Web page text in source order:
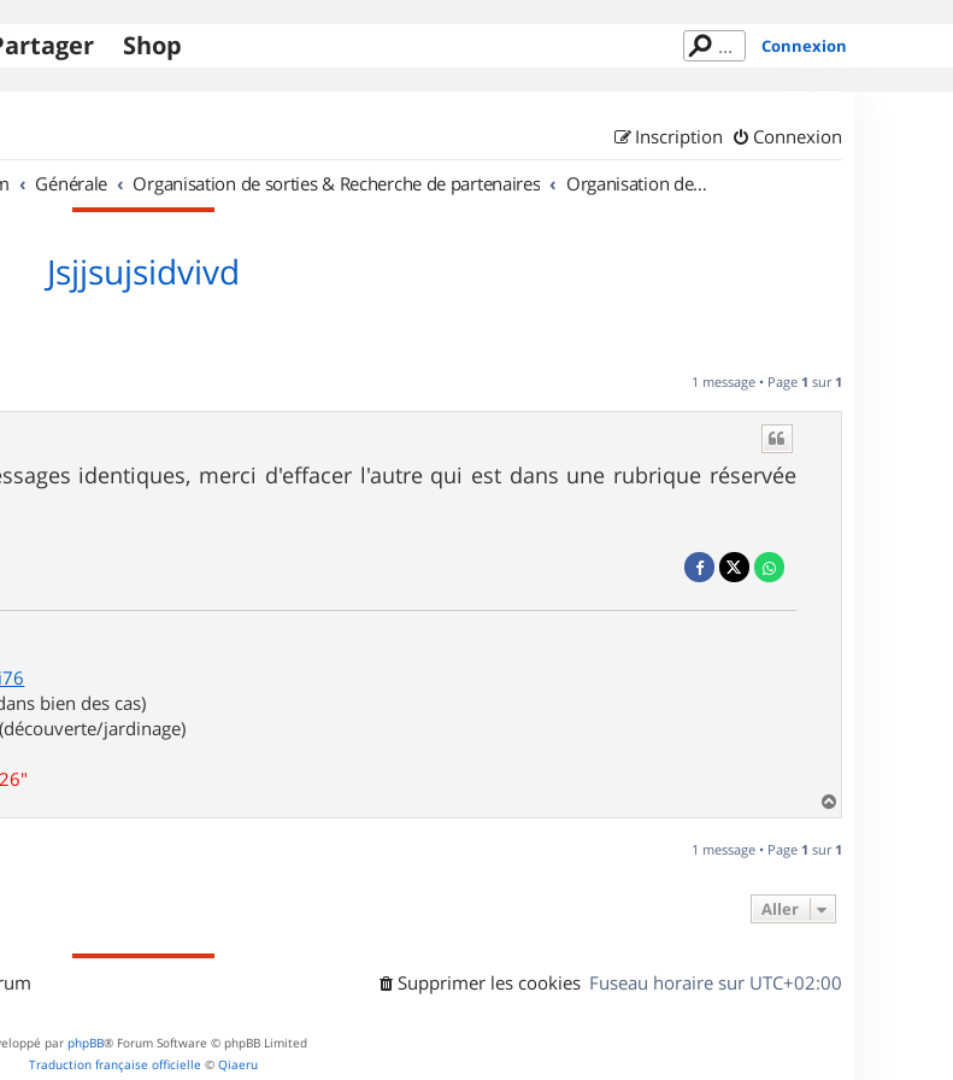
Shop Connexion
Connexion
Inscription
Générale Organisation de sorties & Recherche de partenaires Organisation de sorties en région Pays de la Loire
Jsjjsujsidvivd
1 message • Page 1 sur 1
identiques, merci d'effacer l'autre qui est dans une rubrique réservée
bien des cas)
jardinage)
a
t
1 message • Page 1 sur 1
Aller
Fuseau horaire sur UTC+02:00
Supprimer les cookies
par phpBB® Forum Software © phpBB Limited
Traduction française officielle © Qiaeru